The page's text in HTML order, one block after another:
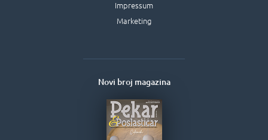
Impressum
Marketing
Novi broj magazina